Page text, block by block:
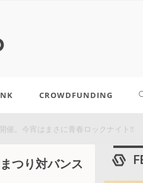
CROWDFUNDING
催。今宵はまさに青春ロックナイト!!
つり対バンス